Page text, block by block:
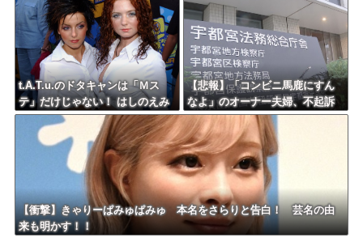
t.A.T.u.のドタキャンは「Ｍス
テ」だけじゃない！ はしのえみ
「来なかったんですよ…」
【悲報】「コンビニ馬鹿にすん
なよ」のオーナー夫婦、不起訴
ｗｗｗｗｗｗｗｗ
【衝撃】きゃりーぱみゅぱみゅ 本名をさらりと告白！ 芸名の由
来も明かす！！